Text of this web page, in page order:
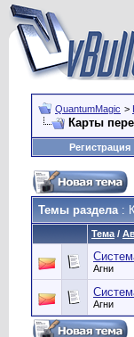
QuantumMagic >
Карты
Регистрация
Темы раздела:
Тема /
Агни
Агни